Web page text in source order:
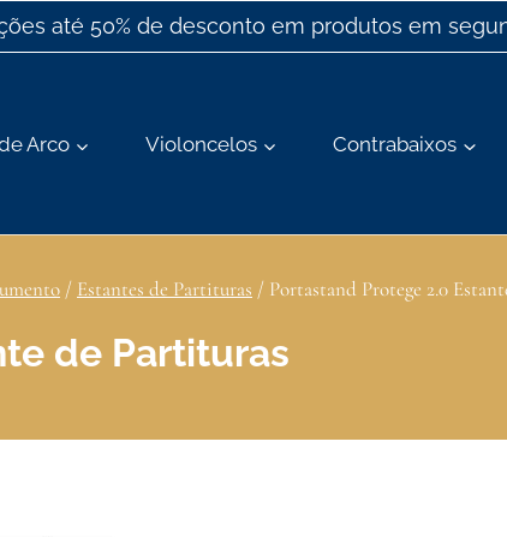
até 50% de desconto em produtos em
Arco Violoncelos Contrabaixos
/ Estantes de Partituras / Portastand Protege 2.0
de Partituras